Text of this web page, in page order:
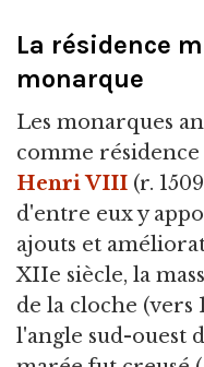
La résidence
monarque
Les monarques
comme
Henri VIII (r.
d'entre eux y
ajouts et
XIIe siècle, la
de la cloche (vers
l'angle sud-ouest